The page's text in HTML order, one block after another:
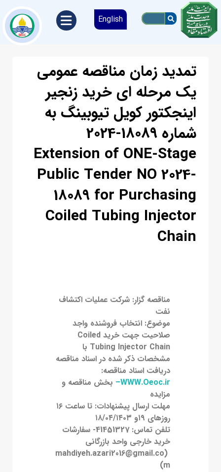
English
تمدید زمان مناقصه عمومی
یک مرحله ای خرید زنجیر
اینجکتور کویل تیوبینگ به
شماره 18089-2024
Extension of ONE-Stage
Public Tender NO 2024-
18089 for Purchasing
Coiled Tubing Injector
Chain
مناقصه گزار: شرکت عملیات اکتشاف
نفت
موضوع: انتخاب فروشنده واجد
صلاحیت جهت خرید Coiled
Tubing Injector Chain با
مشخصات ذکر شده در اسناد مناقصه
دریافت اسناد مناقصه:
WWW.Oeoc.ir
– بخش مناقصه و
مزایده
مهلت ارسال پیشنهادات: تا ساعت ۱۶
روزهای ۱۹و ۱۸/۰۴/۱۴۰۳
تلفن تماس: 41451327- سفارشات
خرید خارجی واحد بازرگانی
(mahdiyeh.azari2016@gmail.co
m)